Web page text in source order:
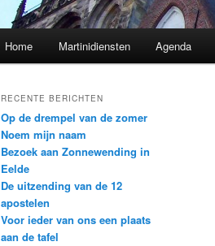
Home Martinidiensten Agenda
RECENTE BERICHTEN
Op de drempel van de zomer
Noem mijn naam
Bezoek aan Zonnewending in
Eelde
De uitzending van de 12
apostelen
Voor ieder van ons een plaats
aan de tafel